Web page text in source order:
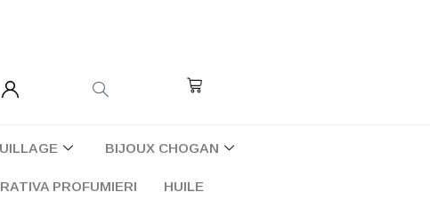
Cart
BIJOUX CHOGAN
PROFUMIERI HUILE